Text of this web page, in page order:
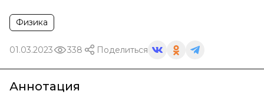
Физика
01.03.2023 338 Поделиться
Аннотация